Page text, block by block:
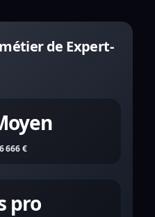
de Expert-
666 €
pro